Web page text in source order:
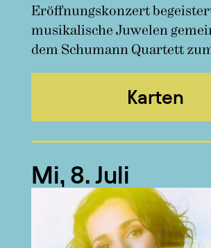
Karten
Eröffnungskonzert
musikalische Juwelen
dem Schumann Quartett
Mi, 8. Juli